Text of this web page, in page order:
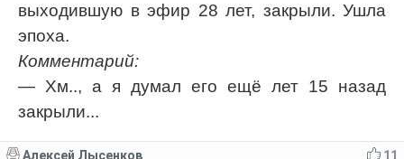
выходившую в эфир 28 лет, закрыли. Ушла
эпоха.
Комментарий:
— Хм.., а я думал его ещё лет 15 назад
закрыли...
11
Алексей Лысенков